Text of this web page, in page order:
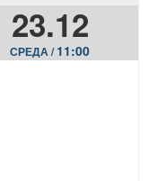
23.12
СРЕДА /11:00